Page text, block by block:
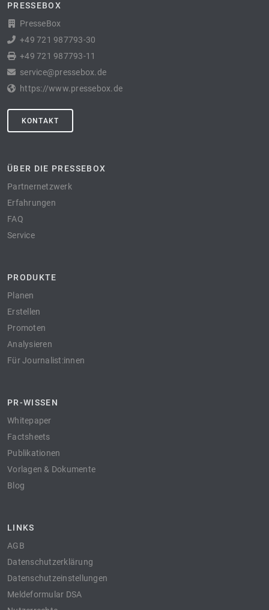
PRESSEBOX
PresseBox
+49 721 987793-30
+49 721 987793-11
service@pressebox.de
https://www.pressebox.de
KONTAKT
ÜBER DIE PRESSEBOX
Partnernetzwerk
Erfahrungen
FAQ
Service
PRODUKTE
Planen
Erstellen
Promoten
Analysieren
Für Journalist:innen
PR-WISSEN
Whitepaper
Factsheets
Publikationen
Vorlagen & Dokumente
Blog
LINKS
AGB
Datenschutzerklärung
Datenschutzeinstellungen
Meldeformular DSA